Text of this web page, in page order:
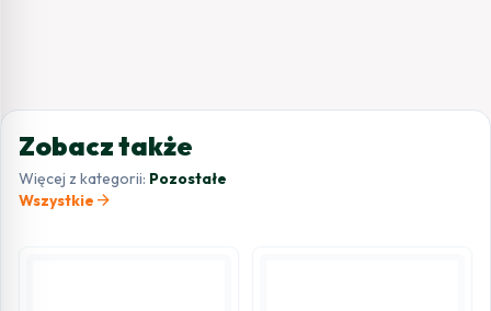
Zobacz także
Więcej z kategorii: Pozostałe
Wszystkie arrow_forward